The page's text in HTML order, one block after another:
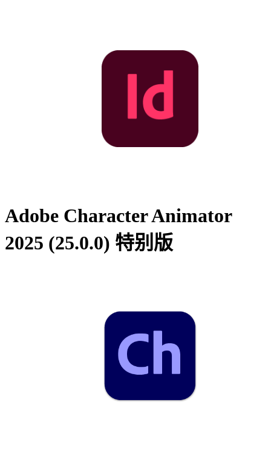
Adobe Character Animator
2025 (25.0.0) 特别版